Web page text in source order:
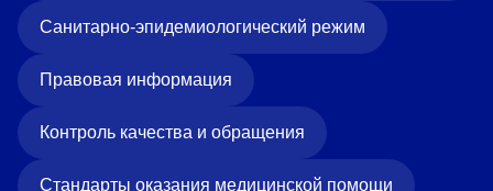
Санитарно-эпидемиологический режим
Правовая информация
Контроль качества и обращения
Стандарты оказания медицинской помощи